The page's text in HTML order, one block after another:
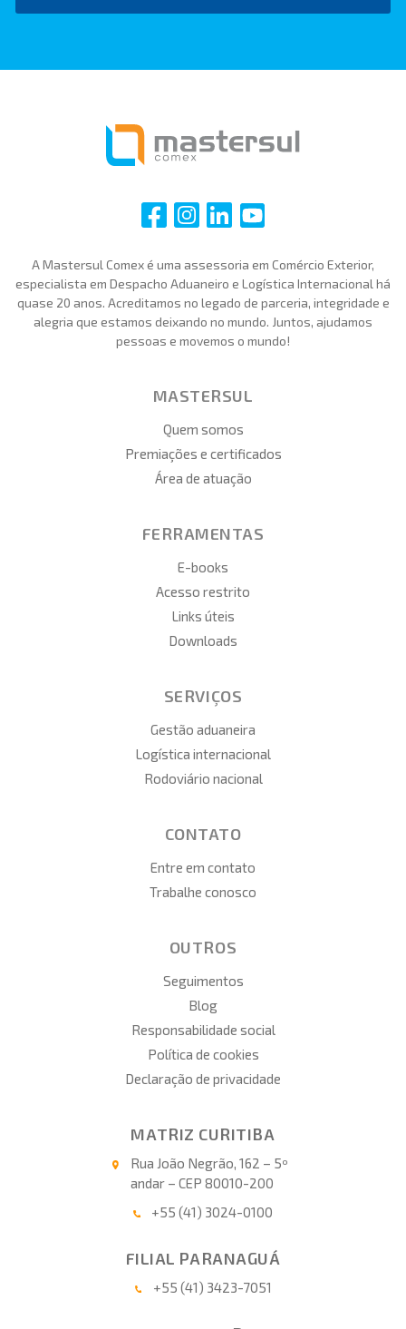
i i i i
A Mastersul Comex é uma assessoria em Comércio Exterior,
especialista em Despacho Aduaneiro e Logística Internacional há
quase 20 anos. Acreditamos no legado de parceria, integridade e
alegria que estamos deixando no mundo. Juntos, ajudamos
pessoas e movemos o mundo!
MASTERSUL
Quem somos
Premiações e certificados
Área de atuação
FERRAMENTAS
E-books
Acesso restrito
Links úteis
Downloads
SERVIÇOS
Gestão aduaneira
Logística internacional
Rodoviário nacional
CONTATO
Entre em contato
Trabalhe conosco
OUTROS
Seguimentos
Blog
Responsabilidade social
Política de cookies
Declaração de privacidade
MATRIZ CURITIBA
Rua João Negrão, 162 – 5º
andar – CEP 80010-200
+55 (41) 3024-0100
FILIAL PARANAGUÁ
+55 (41) 3423-7051